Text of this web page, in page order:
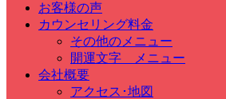
お客様の声
カウンセリング料金
その他のメニュー
開運文字 メニュー
会社概要
アクセス･地図